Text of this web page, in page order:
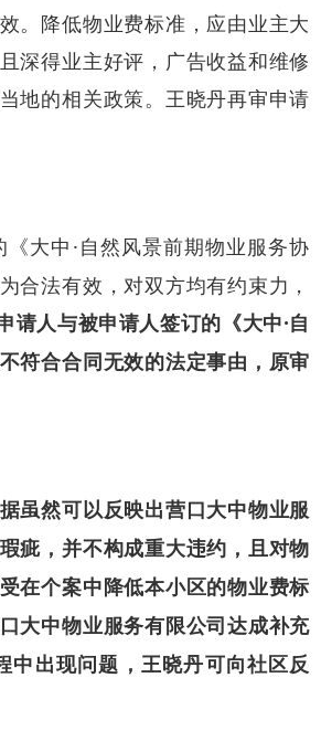
。降低物业费标准，应由业主大
深得业主好评，广告收益和维修
地的相关政策。王晓丹再审申请
大中·自然风景前期物业服务协
合法有效，对双方均有约束力，
请人与被申请人签订的《大中·自
符合合同无效的法定事由，原审
虽然可以反映出营口大中物业服
疵，并不构成重大违约，且对物
在个案中降低本小区的物业费标
大中物业服务有限公司达成补充
中出现问题，王晓丹可向社区反